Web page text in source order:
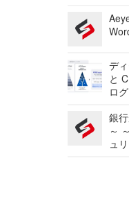
デ
と
ロ
銀
～
ュ